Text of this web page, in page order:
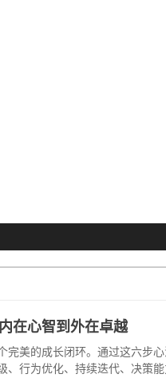
在心智到外在卓越
完美的成长闭环。通过这六步
、行为优化、持续迭代、决策